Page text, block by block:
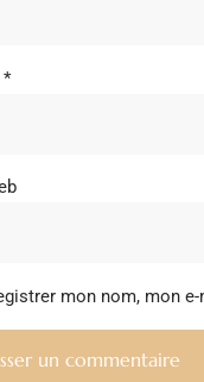
*
mon nom, mon